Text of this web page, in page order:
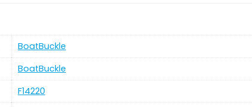
‎BoatBuckle
‎BoatBuckle
‎F14220